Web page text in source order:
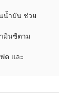
น้ำมัน ช่วย
มินซีตาม
ต และ